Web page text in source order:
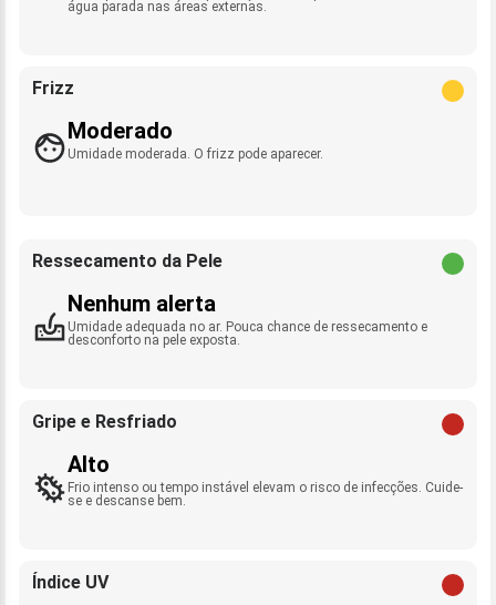
água parada nas áreas externas.
Frizz
Moderado
Umidade moderada. O frizz pode aparecer.
Ressecamento da Pele
Nenhum alerta
Umidade adequada no ar. Pouca chance de ressecamento e
desconforto na pele exposta.
Gripe e Resfriado
Alto
Frio intenso ou tempo instável elevam o risco de infecções. Cuide-
se e descanse bem.
Índice UV